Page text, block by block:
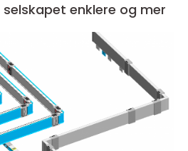
enklere og mer